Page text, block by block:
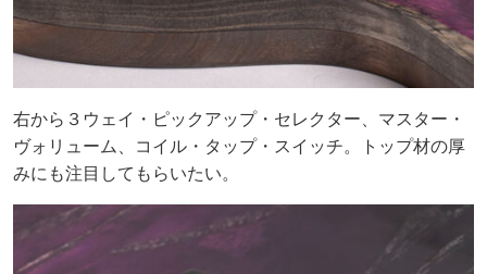
右から３ウェイ・ピックアップ・セレクター、マスター・
ヴォリューム、コイル・タップ・スイッチ。トップ材の厚
みにも注目してもらいたい。